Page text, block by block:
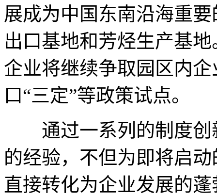
展成为中国东南沿海重
出口基地和芳烃生产基
企业将继续争取园区内
口“三定”等政策试点。
通过一系列的制度创
的经验，不但为即将启
直接转化为企业发展的